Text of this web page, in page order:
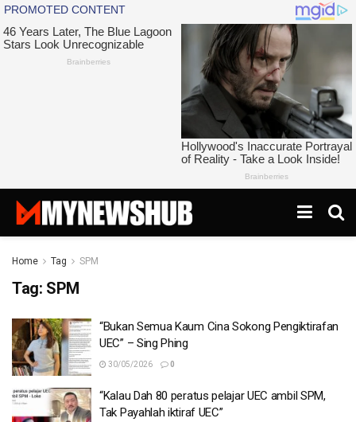
Home Tag SPM
Tag: SPM
“Bukan Semua Kaum Cina Sokong Pengiktirafan
UEC” – Sing Phing
30/05/2026 0
“Kalau Dah 80 peratus pelajar UEC ambil SPM,
Tak Payahlah iktiraf UEC”